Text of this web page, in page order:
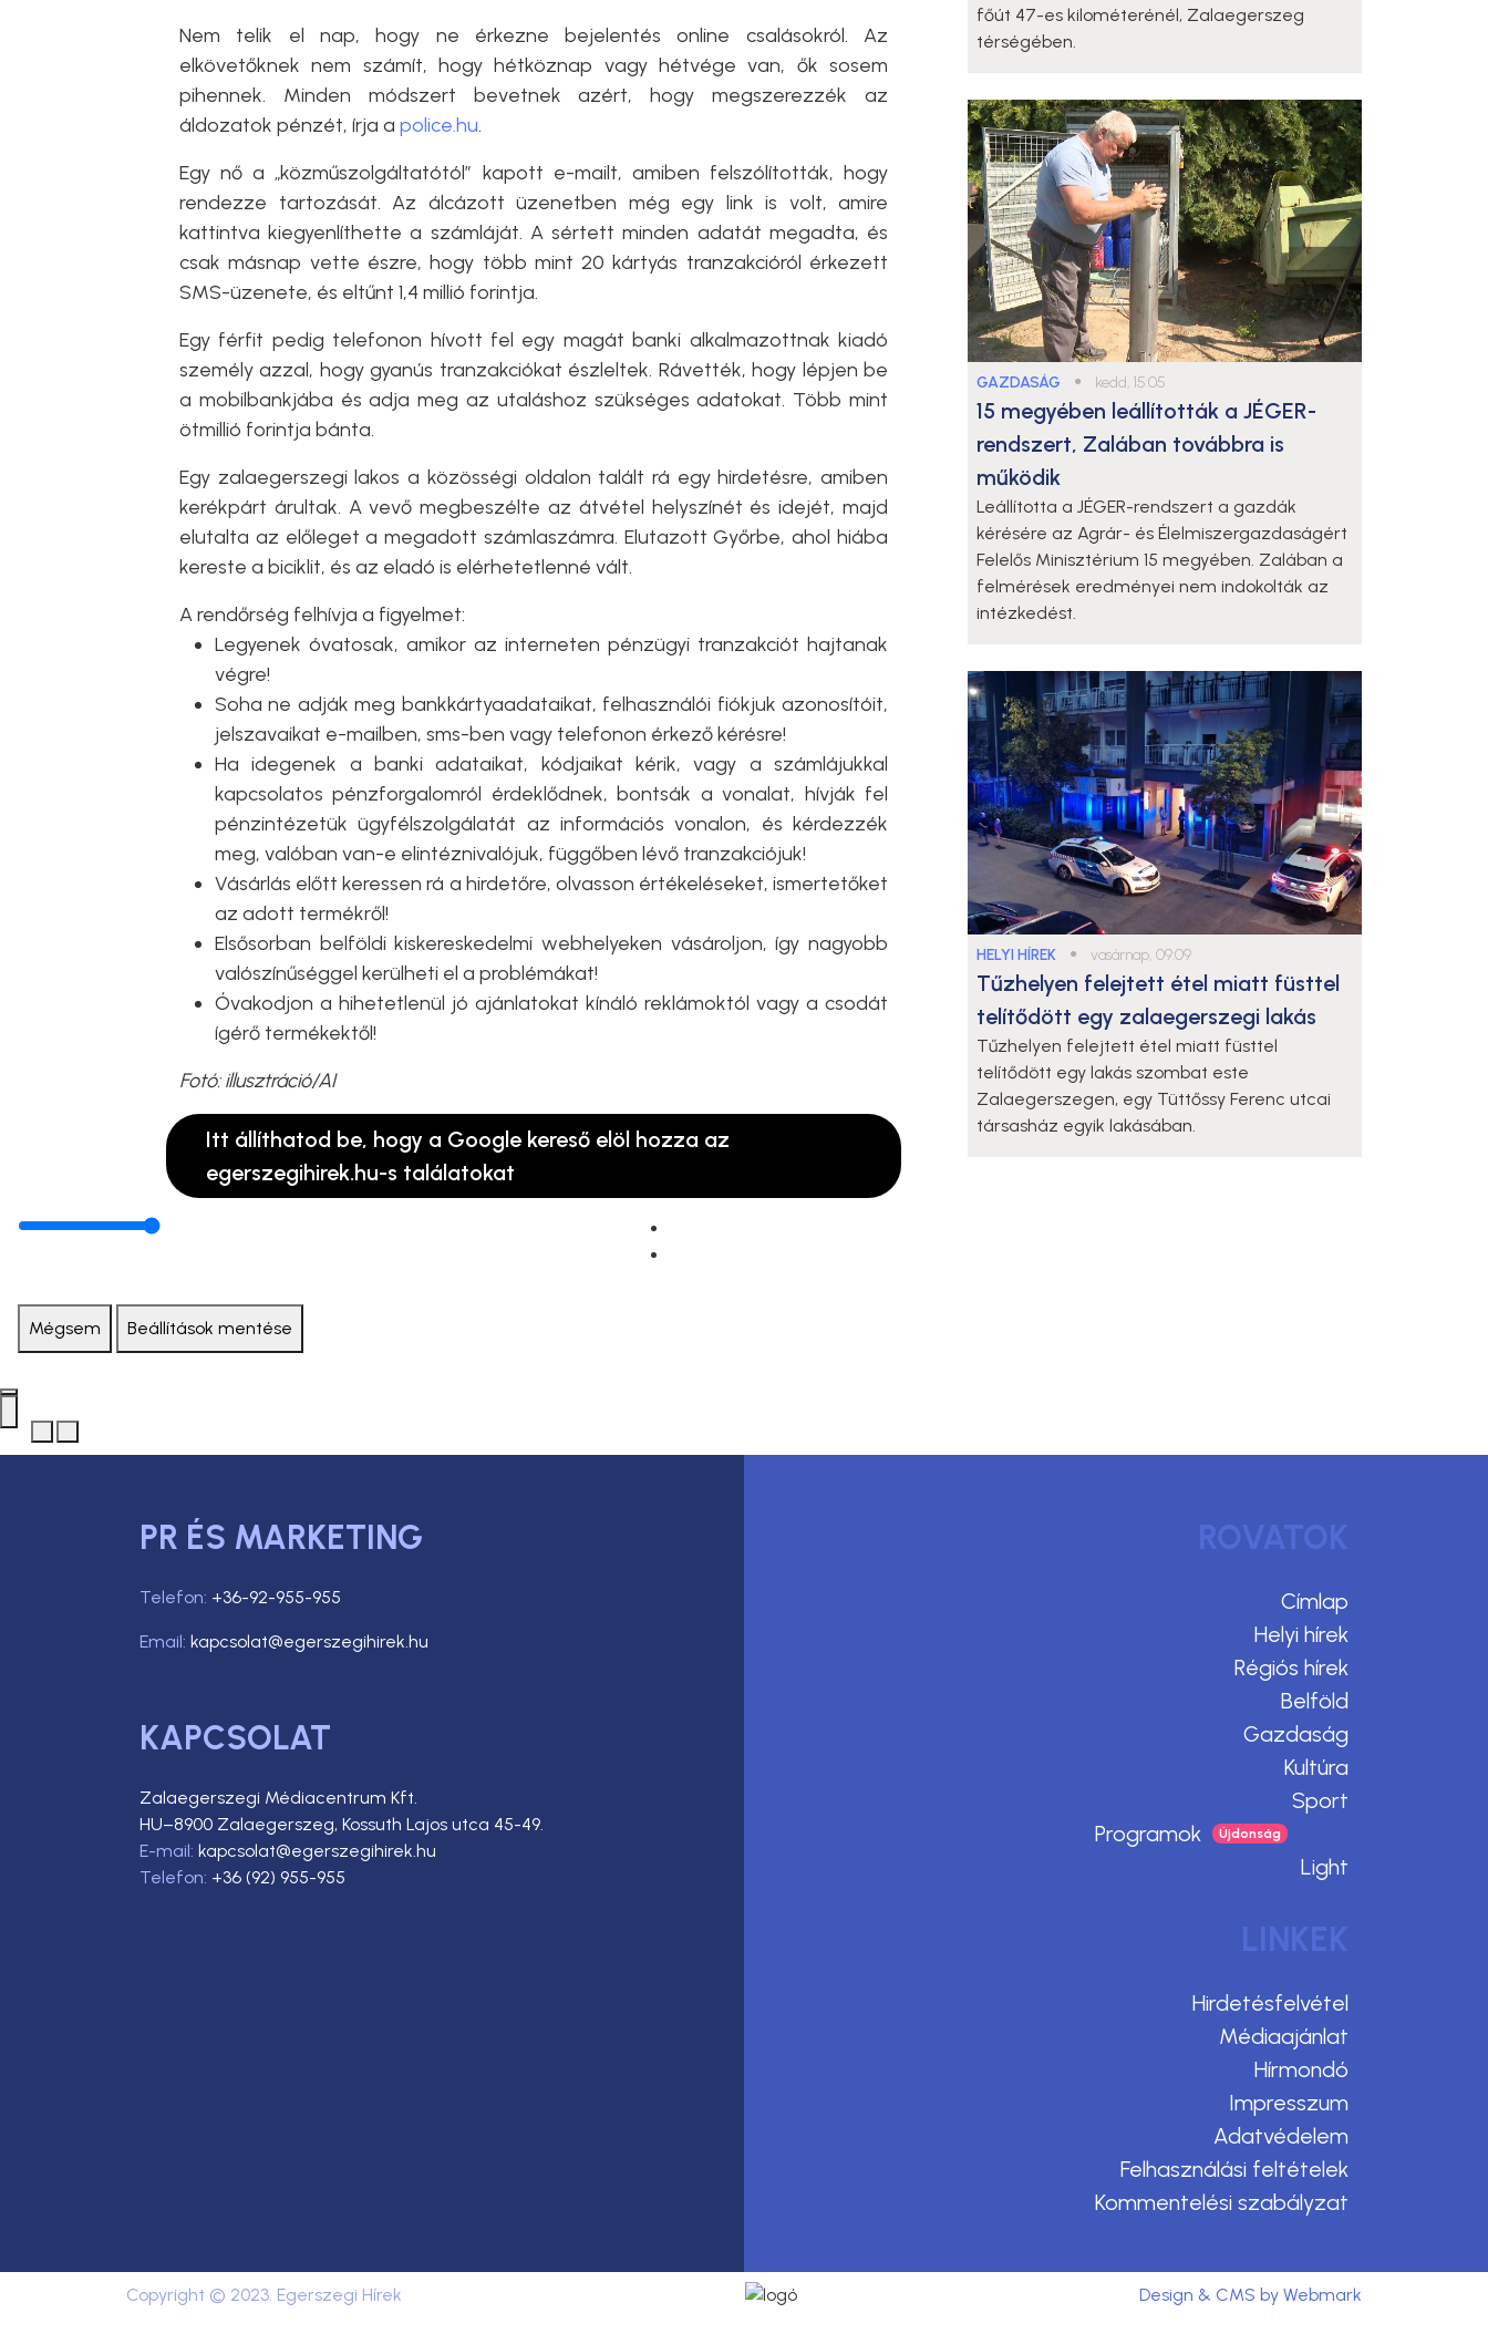
Nem telik el nap, hogy ne érkezne bejelentés online csalásokról. Az
elkövetőknek nem számít, hogy hétköznap vagy hétvége van, ők sosem
pihennek. Minden módszert bevetnek azért, hogy megszerezzék az
áldozatok pénzét, írja a police.hu.
Egy nő a „közműszolgáltatótól” kapott e-mailt, amiben felszólították, hogy
rendezze tartozását. Az álcázott üzenetben még egy link is volt, amire
kattintva kiegyenlíthette a számláját. A sértett minden adatát megadta, és
csak másnap vette észre, hogy több mint 20 kártyás tranzakcióról érkezett
SMS-üzenete, és eltűnt 1,4 millió forintja.
Egy férfit pedig telefonon hívott fel egy magát banki alkalmazottnak kiadó
személy azzal, hogy gyanús tranzakciókat észleltek. Rávették, hogy lépjen be
a mobilbankjába és adja meg az utaláshoz szükséges adatokat. Több mint
ötmillió forintja bánta.
Egy zalaegerszegi lakos a közösségi oldalon talált rá egy hirdetésre, amiben
kerékpárt árultak. A vevő megbeszélte az átvétel helyszínét és idejét, majd
elutalta az előleget a megadott számlaszámra. Elutazott Győrbe, ahol hiába
kereste a biciklit, és az eladó is elérhetetlenné vált.
A rendőrség felhívja a figyelmet:
Legyenek óvatosak, amikor az interneten pénzügyi tranzakciót hajtanak
végre!
Soha ne adják meg bankkártyaadataikat, felhasználói fiókjuk azonosítóit,
jelszavaikat e-mailben, sms-ben vagy telefonon érkező kérésre!
Ha idegenek a banki adataikat, kódjaikat kérik, vagy a számlájukkal
kapcsolatos pénzforgalomról érdeklődnek, bontsák a vonalat, hívják fel
pénzintézetük ügyfélszolgálatát az információs vonalon, és kérdezzék
meg, valóban van-e elintéznivalójuk, függőben lévő tranzakciójuk!
Vásárlás előtt keressen rá a hirdetőre, olvasson értékeléseket, ismertetőket
az adott termékről!
Elsősorban belföldi kiskereskedelmi webhelyeken vásároljon, így nagyobb
valószínűséggel kerülheti el a problémákat!
Óvakodjon a hihetetlenül jó ajánlatokat kínáló reklámoktól vagy a csodát
ígérő termékektől!
Fotó: illusztráció/AI
Itt állíthatod be, hogy a Google kereső elöl hozza az
egerszegihirek.hu-s találatokat
főút 47-es kilométerénél, Zalaegerszeg
térségében.
GAZDASÁG ● kedd, 15:05
15 megyében leállították a JÉGER-
rendszert, Zalában továbbra is
működik
Leállította a JÉGER-rendszert a gazdák
kérésére az Agrár- és Élelmiszergazdaságért
Felelős Minisztérium 15 megyében. Zalában a
felmérések eredményei nem indokolták az
intézkedést.
HELYI HÍREK ● vasárnap, 09:09
Tűzhelyen felejtett étel miatt füsttel
telítődött egy zalaegerszegi lakás
Tűzhelyen felejtett étel miatt füsttel
telítődött egy lakás szombat este
Zalaegerszegen, egy Tüttőssy Ferenc utcai
társasház egyik lakásában.
Mégsem Beállítások mentése
PR ÉS MARKETING
Telefon: +36-92-955-955
Email: kapcsolat@egerszegihirek.hu
KAPCSOLAT
Zalaegerszegi Médiacentrum Kft.
HU–8900 Zalaegerszeg, Kossuth Lajos utca 45-49.
E-mail: kapcsolat@egerszegihirek.hu
Telefon: +36 (92) 955-955
ROVATOK
Címlap
Helyi hírek
Régiós hírek
Belföld
Gazdaság
Kultúra
Sport
Programok
Light
LINKEK
Hirdetésfelvétel
Médiaajánlat
Hírmondó
Impresszum
Adatvédelem
Felhasználási feltételek
Kommentelési szabályzat
Copyright © 2023. Egerszegi Hírek Design & CMS by Webmark